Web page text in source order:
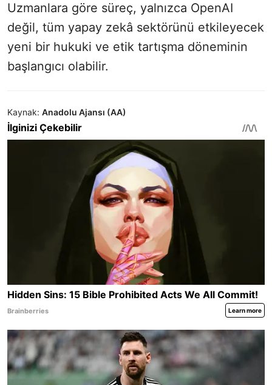
Uzmanlara göre süreç, yalnızca OpenAI
değil, tüm yapay zekâ sektörünü etkileyecek
yeni bir hukuki ve etik tartışma döneminin
başlangıcı olabilir.
Kaynak: Anadolu Ajansı (AA)